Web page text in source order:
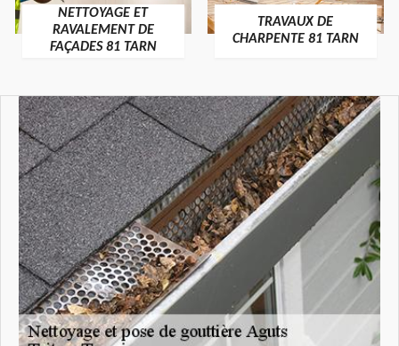
NETTOYAGE ET
RAVALEMENT DE
FAÇADES 81 TARN
TRAVAUX DE
CHARPENTE 81 TARN